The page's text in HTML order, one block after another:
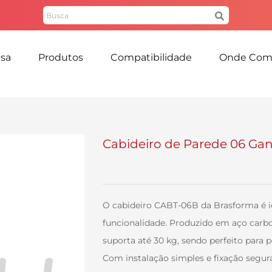
por:
Produtos Compatibilidade Onde
Cabideiro de Parede 06
O cabideiro CABT-06B da Brasforma
funcionalidade. Produzido em aço
suporta até 30 kg, sendo perfeito para
Com instalação simples e fixação